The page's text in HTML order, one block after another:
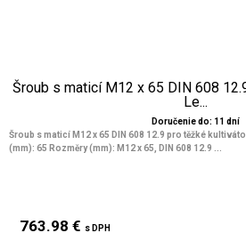
Šroub s maticí M12 x 65 DIN 608
Le...
Doručenie do: 11 dní
Šroub s maticí M12 x 65 DIN 608 12.9 pro těžké
(mm): 65 Rozměry (mm): M12 x 65, DIN 608 12.9 ...
763.98 € s DPH